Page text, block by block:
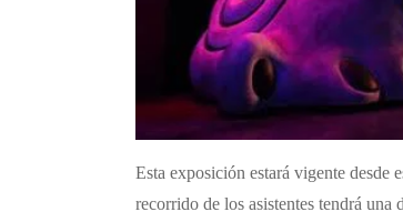
Esta exposición estará vigente
recorrido de los asistentes tendrá una